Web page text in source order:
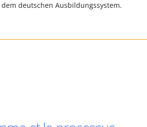
deutschen Ausbildungssystem.